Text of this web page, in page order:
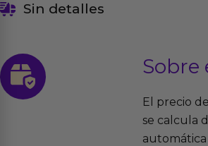
Sin detalles
Sobre
El precio
se calcula
automática